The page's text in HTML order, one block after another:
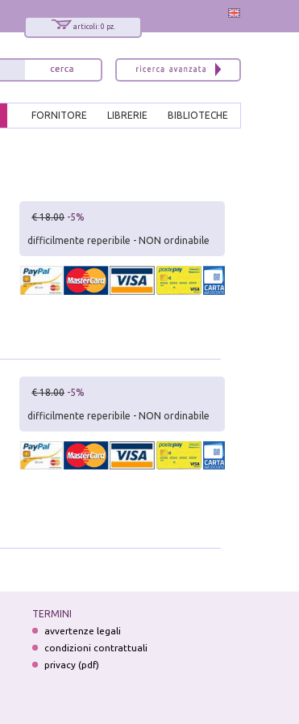
articoli: 0 pz.
BIBLIOTECHE
LIBRERIE
FORNITORE
€ 18.00 -5%
difficilmente reperibile - NON ordinabile
€ 18.00 -5%
difficilmente reperibile - NON ordinabile
TERMINI
avvertenze legali
condizioni contrattuali
privacy (pdf)